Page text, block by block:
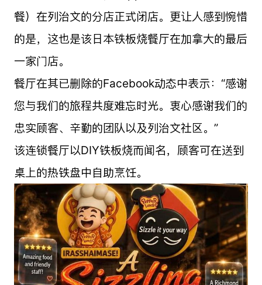
餐）在列治文的分店正式闭店。更让人感到惋惜
的是，这也是该日本铁板烧餐厅在加拿大的最后
一家门店。
餐厅在其已删除的Facebook动态中表示：“感谢
您与我们的旅程共度难忘时光。衷心感谢我们的
忠实顾客、辛勤的团队以及列治文社区。”
该连锁餐厅以DIY铁板烧而闻名，顾客可在送到
桌上的热铁盘中自助烹饪。